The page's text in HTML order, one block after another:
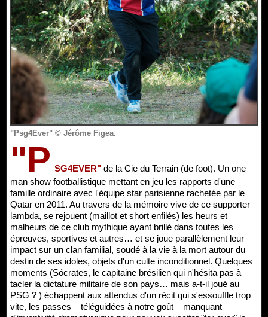
"Psg4Ever" © Jérôme Figea.
"P SG4EVER" de la Cie du Terrain (de foot). Un one
man show footballistique mettant en jeu les rapports d'une
famille ordinaire avec l'équipe star parisienne rachetée par le
Qatar en 2011. Au travers de la mémoire vive de ce supporter
lambda, se rejouent (maillot et short enfilés) les heurs et
malheurs de ce club mythique ayant brillé dans toutes les
épreuves, sportives et autres… et se joue parallèlement leur
impact sur un clan familial, soudé à la vie à la mort autour du
destin de ses idoles, objets d'un culte inconditionnel. Quelques
moments (Sócrates, le capitaine brésilien qui n'hésita pas à
tacler la dictature militaire de son pays… mais a-t-il joué au
PSG ? ) échappent aux attendus d'un récit qui s'essouffle trop
vite, les passes – téléguidées à notre goût – manquant